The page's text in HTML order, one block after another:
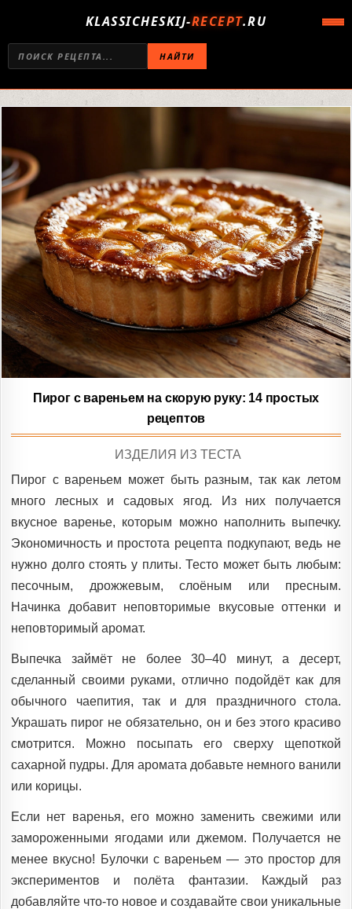
KLASSICHESKIJ-RECEPT.RU
НАЙТИ
Пирог с вареньем на скорую руку: 14 простых
рецептов
POSTED
ИЗДЕЛИЯ ИЗ ТЕСТА
Пирог с вареньем может быть разным, так как летом
много лесных и садовых ягод. Из них получается
вкусное варенье, которым можно наполнить выпечку.
Экономичность и простота рецепта подкупают, ведь не
нужно долго стоять у плиты. Тесто может быть любым:
песочным, дрожжевым, слоёным или пресным.
Начинка добавит неповторимые вкусовые оттенки и
неповторимый аромат.
Выпечка займёт не более 30–40 минут, а десерт,
сделанный своими руками, отлично подойдёт как для
обычного чаепития, так и для праздничного стола.
Украшать пирог не обязательно, он и без этого красиво
смотрится. Можно посыпать его сверху щепоткой
сахарной пудры. Для аромата добавьте немного ванили
или корицы.
Если нет варенья, его можно заменить свежими или
замороженными ягодами или джемом. Получается не
менее вкусно! Булочки с вареньем — это простор для
экспериментов и полёта фантазии. Каждый раз
добавляйте что-то новое и создавайте свои уникальные